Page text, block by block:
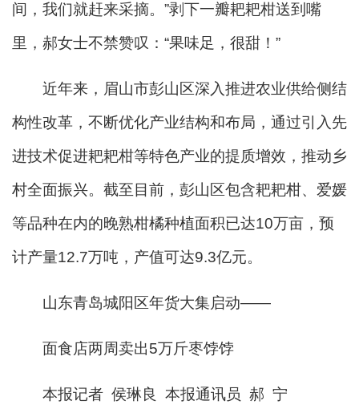
间，我们就赶来采摘。”剥下一瓣耙耙柑送到嘴
里，郝女士不禁赞叹：“果味足，很甜！”
近年来，眉山市彭山区深入推进农业供给侧结
构性改革，不断优化产业结构和布局，通过引入先
进技术促进耙耙柑等特色产业的提质增效，推动乡
村全面振兴。截至目前，彭山区包含耙耙柑、爱媛
等品种在内的晚熟柑橘种植面积已达10万亩，预
计产量12.7万吨，产值可达9.3亿元。
山东青岛城阳区年货大集启动——
面食店两周卖出5万斤枣饽饽
本报记者 侯琳良 本报通讯员 郝 宁